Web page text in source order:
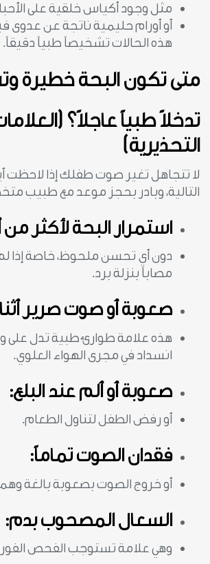
مثل وجود أكياس خلقية على
أو أورام حليمية ناتجة عن عدوى
هذه الحالات تشخيصاً طبياً دقيقاً.
متى تكون البحة خطيرة
تدخلاً طبياً عاجلاً؟
التحذيرية)
لا تتجاهل تغير صوت طفلك إذا لاحظت
التالية، وبادر بحجز موعد مع طبيب
استمرار البحة لأكثر
دون أي تحسن ملحوظ، خاصة إذا
مصاباً بنزلة برد.
صعوبة أو صوت صرير
هذه علامة طوارئ طبية تدل على
انسداد في مجرى الهواء العلوي.
صعوبة أو ألم عند البلع:
أو رفض الطفل لتناول الطعام.
فقدان الصوت تماماً:
أو خروج الصوت بصعوبة بالغة
السعال المصحوب بدم:
وهي علامة تستوجب الفحص